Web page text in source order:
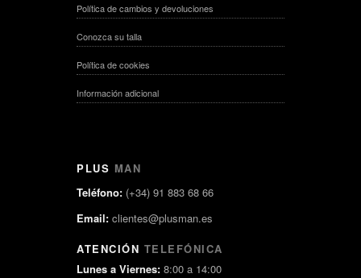
Política de cambios y devoluciones
Conozca su talla
Política de cookies
Información adicional
PLUS MAN
Teléfono: (+34) 91 883 68 66
Email: clientes@plusman.es
ATENCIÓN TELEFÓNICA
Lunes a Viernes: 8:00 a 14:00